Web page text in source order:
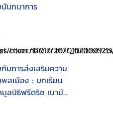
นันทนาการ
กับการส่งเสริมความ
พลเมือง : บทเรียน
มูลนิธิฟรีดริช เนามัน